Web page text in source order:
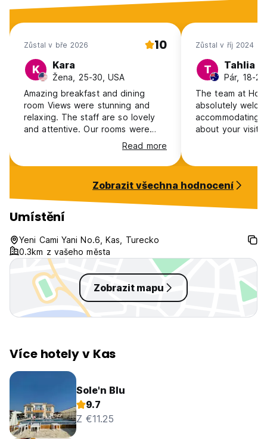
Zůstal v bře 2026 10
K Kara
Žena, 25-30, USA
Amazing breakfast and dining
room Views were stunning and
relaxing. The staff are so lovely
and attentive. Our rooms were
tidied every day and we always
everyone. Amazing five nights
Read more
Zůstal v říj 2024
T Tahlia
Pár, 18-
The team at
absolutely
accommodating.
about your visit to Kas,
with a fantastic
absolutely
Zobrazit všechna hodnocení
Umístění
Yeni Cami Yani No.6, Kas, Turecko
0.3km z vašeho města
Zobrazit mapu
Více hotely v Kas
Sole'n Blu
9.7
Z €11.25